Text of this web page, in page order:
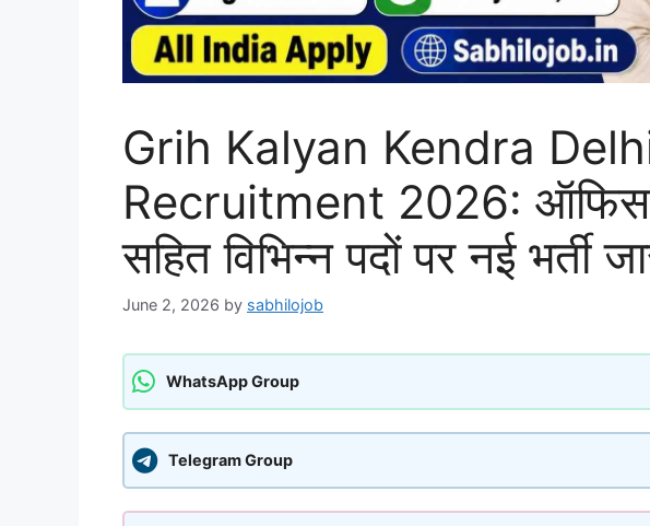
Grih Kalyan Kendra
Recruitment 2026: ऑफिस
सहित विभिन्न पदों पर नई भर्ती
June 2, 2026 by sabhilojob
WhatsApp Group
Telegram Group